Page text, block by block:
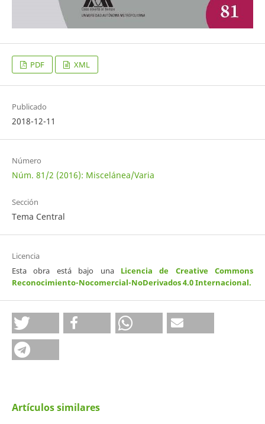
PDF XML
Publicado
2018-12-11
Número
Núm. 81/2 (2016): Miscelánea/Varia
Sección
Tema Central
Licencia
Esta obra está bajo una Licencia de Creative Commons
Reconocimiento-Nocomercial-NoDerivados 4.0 Internacional.
Artículos similares